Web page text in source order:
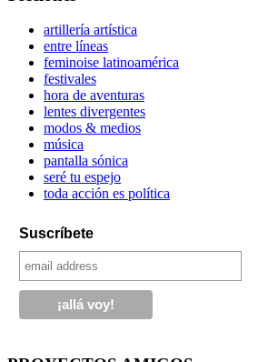
artillería artística
entre líneas
feminoise latinoamérica
festivales
hora de aventuras
lentes divergentes
modos & medios
música
pantalla sónica
seré tu espejo
toda acción es política
Suscríbete